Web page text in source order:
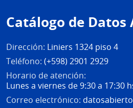
de
página
Catálogo de Datos
Dirección: Liniers 1324 piso 4
Teléfono: (+598) 2901 2929
Horario de atención:
Lunes a viernes de 9:30 a 17:30
Correo electrónico: